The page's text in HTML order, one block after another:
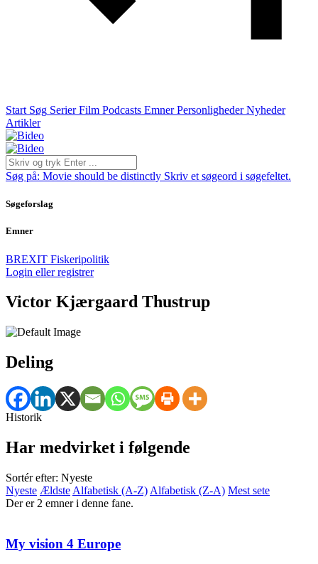
Start Søg Serier Film Podcasts Emner Personligheder Nyheder
Artikler
Søg på: Movie should be distinctly Skriv et søgeord i søgefeltet.
Søgeforslag
Emner
BREXIT Fiskeripolitik
Login eller registrer
Victor Kjærgaard Thustrup
Deling
Historik
Har medvirket i følgende
Sortér efter: Nyeste
Nyeste Ældste Alfabetisk (A-Z) Alfabetisk (Z-A) Mest sete
Der er 2 emner i denne fane.
My vision 4 Europe